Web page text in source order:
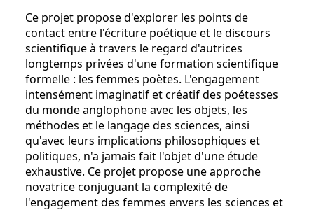
Ce projet propose d'explorer les points de
contact entre l'écriture poétique et le discours
scientifique à travers le regard d'autrices
longtemps privées d'une formation scientifique
formelle : les femmes poètes. L'engagement
intensément imaginatif et créatif des poétesses
du monde anglophone avec les objets, les
méthodes et le langage des sciences, ainsi
qu'avec leurs implications philosophiques et
politiques, n'a jamais fait l'objet d'une étude
exhaustive. Ce projet propose une approche
novatrice conjuguant la complexité de
l'engagement des femmes envers les sciences et